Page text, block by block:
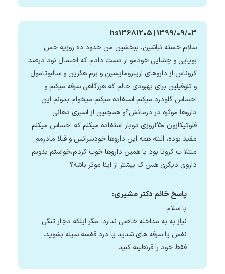
hs13681205 | 1399/09/03
سلام خسته نباشین، ببخشین من حدود ده روزیه حس
بویایی و چشایی خودمو از دست دادم که احتمال نود درصد
کروناس،از داروهای ازیترومایسین و برم هگزین و سالبوتامول
و تئوفیلین برای بهبودی حالم که هرزگاهی سرفه میکنم و
احساس گلودرد میکنم استفاده میکنم،میخوام بدونم این
داروها موثره در درمانش؟و همچنین از اسپری دهانی
فلوتیکازون ۲۵۰روزی دوبار استفاده میکنم که احساس میکنم
مفید بوده، البته همه این داروها خودسرانس و قبلا مادرمم
مبتلا ب کرونا بود با همین داروها خوب کردم،خواستم بدونم
داروی دیگری هس ک بیشتر از اینا موثر باشه؟
پاسخ خانم دکتر مشیری:
با سلام
نیاز به به مداخله خاصی ندارد، مگر اینکه دچار تنگی
نفس یا سرفه های شدید یا درد قفسه سینه بشوید.
فقط خود را قرنطینه کنید.